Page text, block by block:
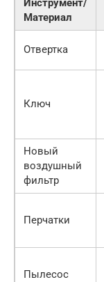
Инструмент/
Материал
Отвертка
Ключ
Новый
воздушный
фильтр
Перчатки
Пылесос